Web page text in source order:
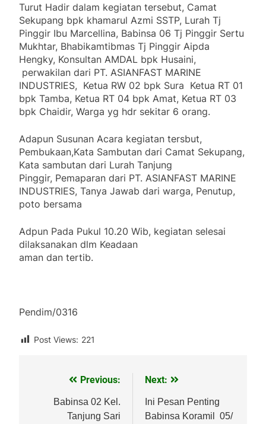
Turut Hadir dalam kegiatan tersebut, Camat
Sekupang bpk khamarul Azmi SSTP, Lurah Tj
Pinggir Ibu Marcellina, Babinsa 06 Tj Pinggir Sertu
Mukhtar, Bhabikamtibmas Tj Pinggir Aipda
Hengky, Konsultan AMDAL bpk Husaini,
perwakilan dari PT. ASIANFAST MARINE
INDUSTRIES, Ketua RW 02 bpk Sura Ketua RT 01
bpk Tamba, Ketua RT 04 bpk Amat, Ketua RT 03
bpk Chaidir, Warga yg hdr sekitar 6 orang.
Adapun Susunan Acara kegiatan tersbut,
Pembukaan,Kata Sambutan dari Camat Sekupang,
Kata sambutan dari Lurah Tanjung
Pinggir, Pemaparan dari PT. ASIANFAST MARINE
INDUSTRIES, Tanya Jawab dari warga, ⁠Penutup,
poto bersama
Adpun Pada Pukul 10.20 Wib, kegiatan selesai
dilaksanakan dlm Keadaan
aman dan tertib.
Pendim/0316
Post Views: 221
NavigasiPrevious:
Babinsa 02 Kel.
Tanjung Sari
Next:
Ini Pesan Penting
Babinsa Koramil 05/